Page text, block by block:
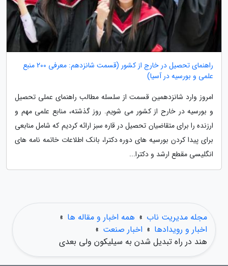
راهنمای تحصیل در خارج از کشور (قسمت شانزدهم: معرفی 200 منبع
علمی و بورسیه در آسیا)
امروز وارد شانزدهمین قسمت از سلسله مطالب راهنمای عملی تحصیل
و بورسیه در خارح از کشور می شویم. روز گذشته، منابع علمی مهم و
ارزنده را برای متقاضیان تحصیل در قاره سبز ارائه کردیم که شامل منابعی
برای پیدا کردن بورسیه های دوره دکترا، بانک اطلاعات خاتمه نامه های
انگلیسی مقطع ارشد و دکترا...
مجله مدیریت ناب » همه اخبار و مقاله ها »
اخبار و رویدادها » اخبار صنعت »
هند در راه تبدیل شدن به سیلیکون ولی بعدی